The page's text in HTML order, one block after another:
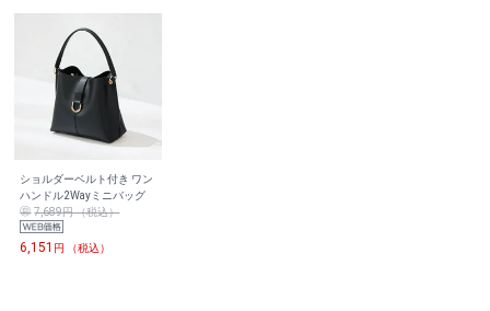
ショルダーベルト付き ワン
ハンドル2Wayミニバッグ
7,689円 （税込）
6,151 円 （税込）